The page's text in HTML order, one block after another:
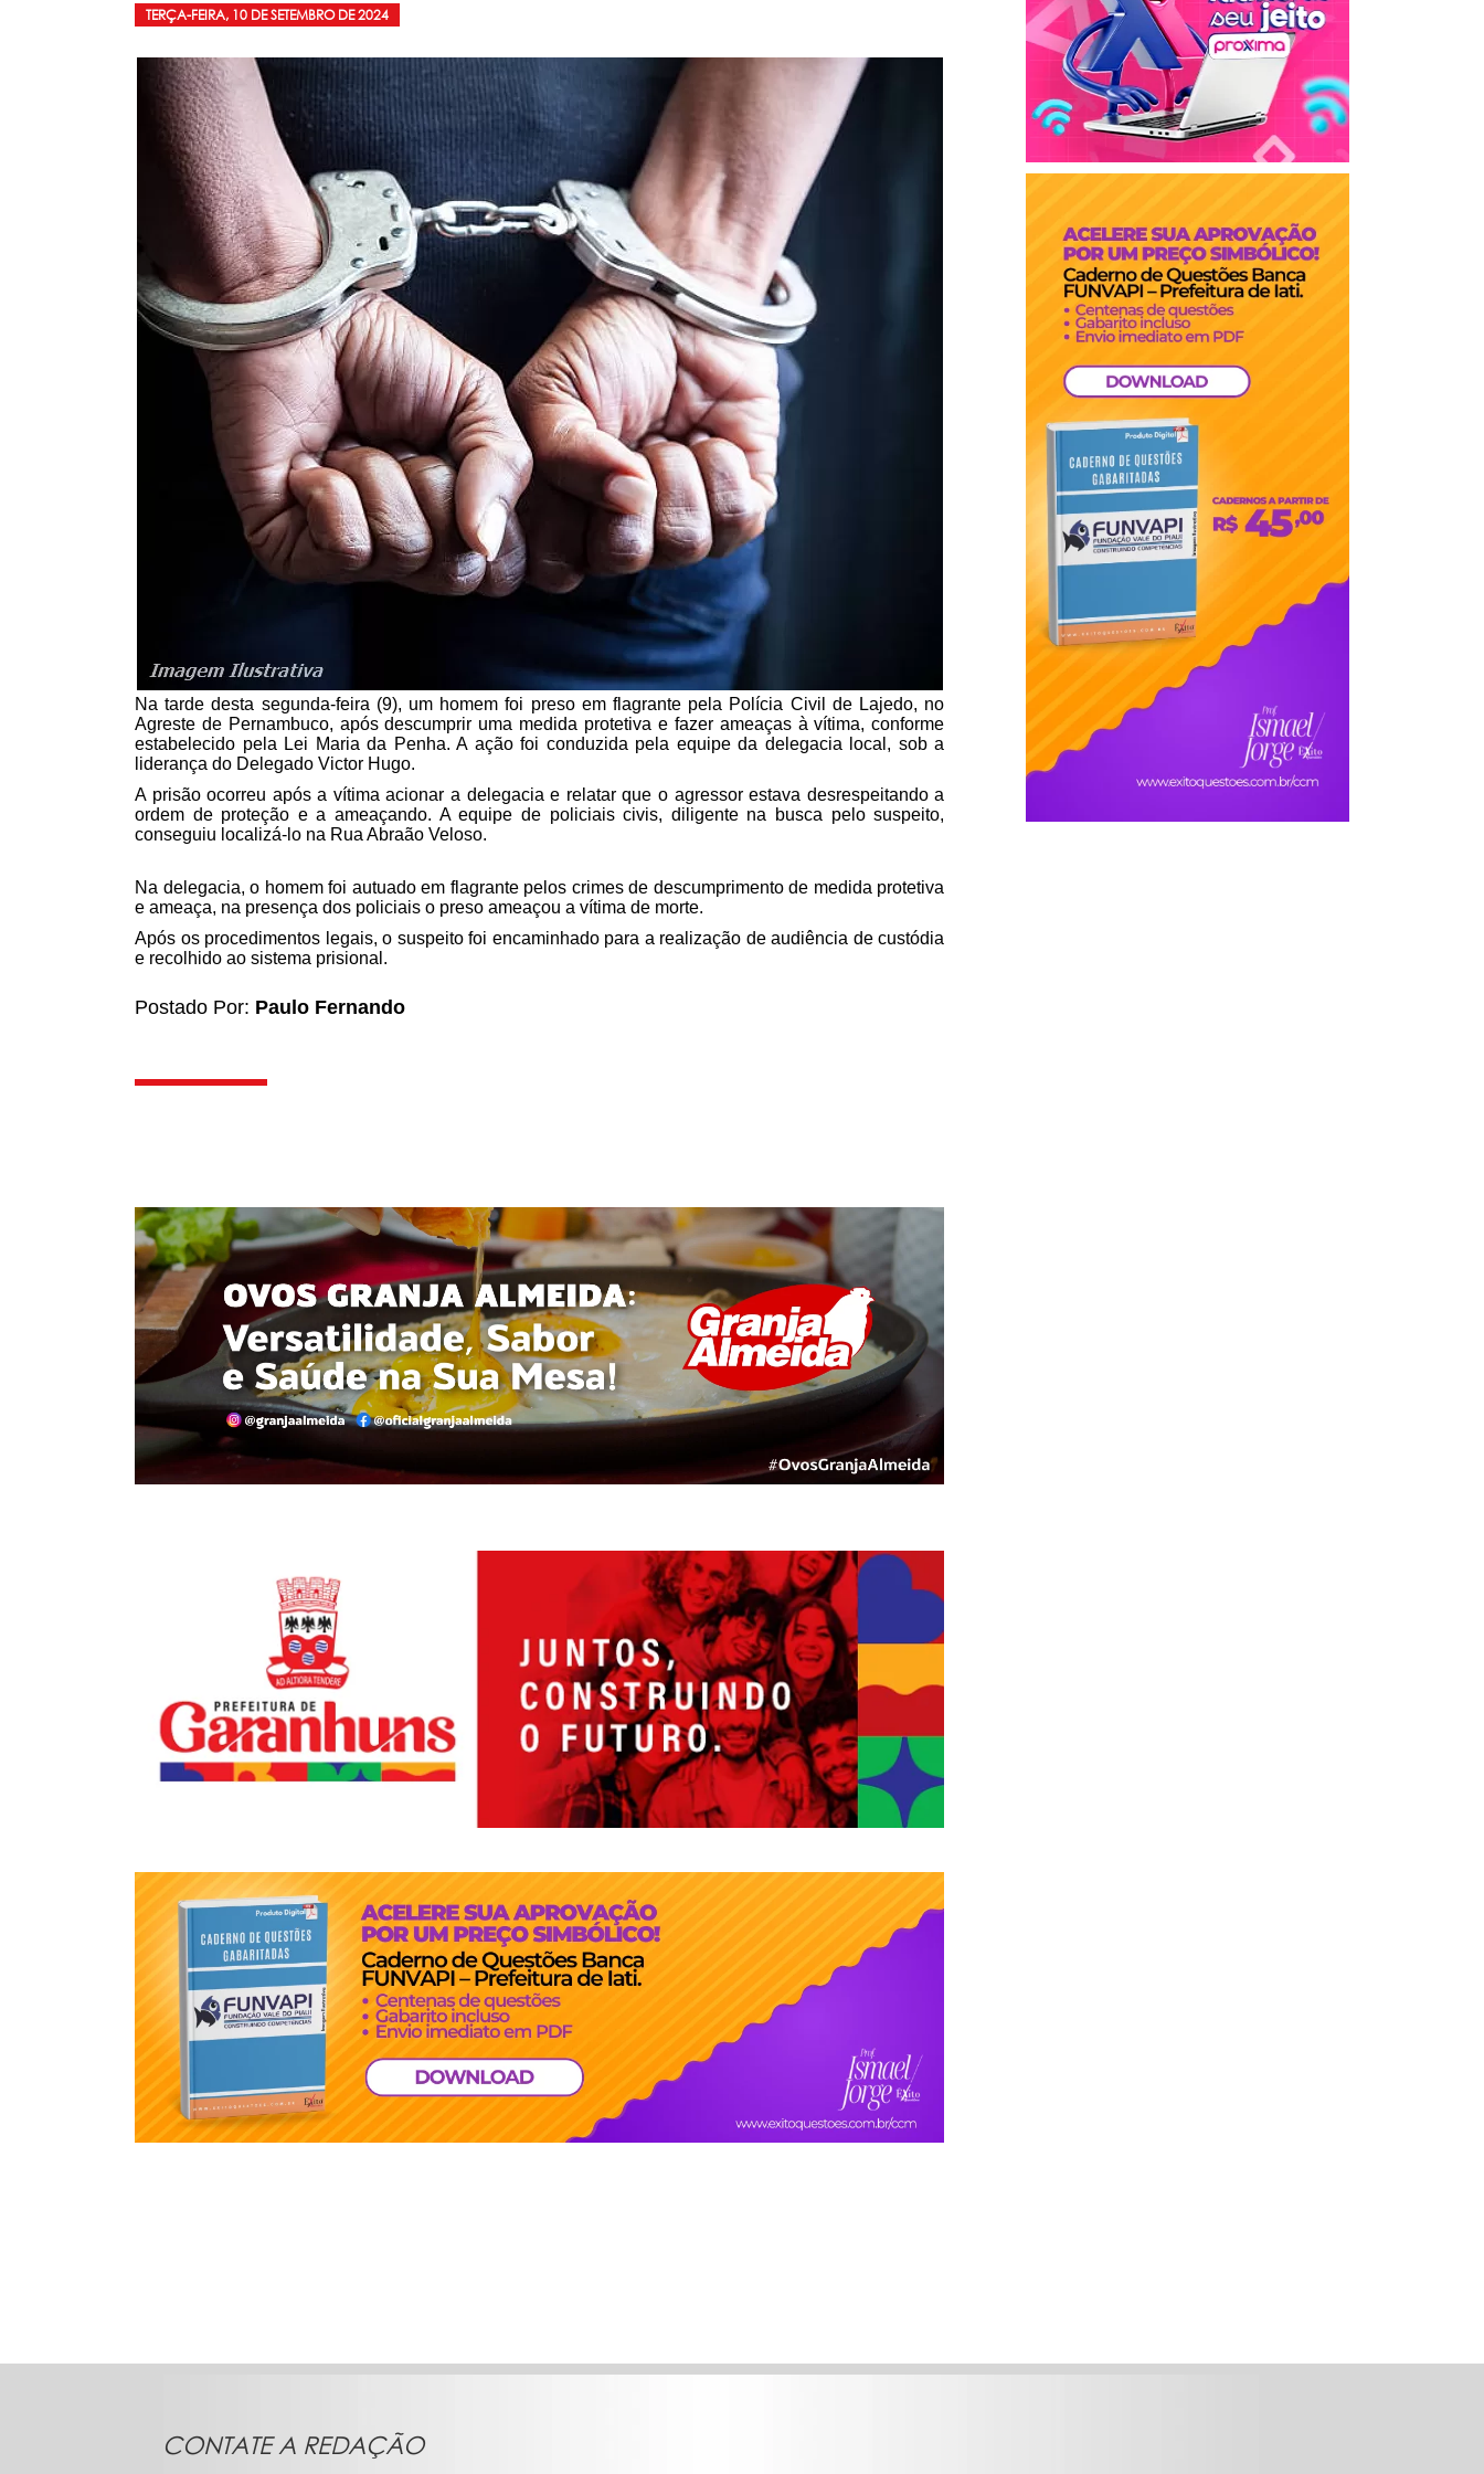
TERÇA-FEIRA, 10 DE SETEMBRO DE 2024
Na tarde desta segunda-feira (9), um homem foi preso em flagrante pela Polícia Civil de Lajedo, no
Agreste de Pernambuco, após descumprir uma medida protetiva e fazer ameaças à vítima, conforme
estabelecido pela Lei Maria da Penha. A ação foi conduzida pela equipe da delegacia local, sob a
liderança do Delegado Victor Hugo.
A prisão ocorreu após a vítima acionar a delegacia e relatar que o agressor estava desrespeitando a
ordem de proteção e a ameaçando. A equipe de policiais civis, diligente na busca pelo suspeito,
conseguiu localizá-lo na Rua Abraão Veloso.
Na delegacia, o homem foi autuado em flagrante pelos crimes de descumprimento de medida protetiva
e ameaça, na presença dos policiais o preso ameaçou a vítima de morte.
Após os procedimentos legais, o suspeito foi encaminhado para a realização de audiência de custódia
e recolhido ao sistema prisional.
Postado Por: Paulo Fernando
CONTATE A REDAÇÃO